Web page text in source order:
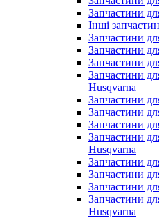
Запчастини
Інші
Запчастини
Запчастини
Запчастини
Запчастини
Husqvarna
Запчастини
Запчастини
Запчастини
Запчастини
Husqvarna
Запчастини
Запчастини
Запчастини
Запчастини
Husqvarna